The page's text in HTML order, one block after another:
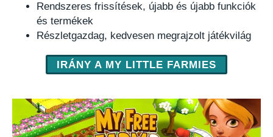
Rendszeres frissítések, újabb és újabb funkciók
és termékek
Részletgazdag, kedvesen megrajzolt játékvilág
IRÁNY A MY LITTLE FARMIES